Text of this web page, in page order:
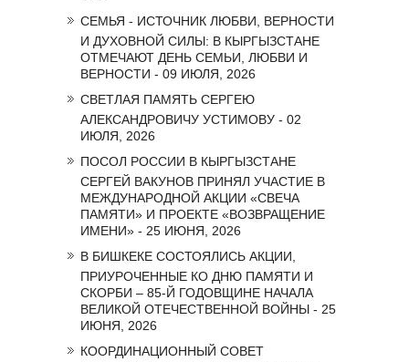
СЕМЬЯ - ИСТОЧНИК ЛЮБВИ, ВЕРНОСТИ
И ДУХОВНОЙ СИЛЫ: В КЫРГЫЗСТАНЕ
ОТМЕЧАЮТ ДЕНЬ СЕМЬИ, ЛЮБВИ И
ВЕРНОСТИ - 09 ИЮЛЯ, 2026
СВЕТЛАЯ ПАМЯТЬ СЕРГЕЮ
АЛЕКСАНДРОВИЧУ УСТИМОВУ - 02
ИЮЛЯ, 2026
ПОСОЛ РОССИИ В КЫРГЫЗСТАНЕ
СЕРГЕЙ ВАКУНОВ ПРИНЯЛ УЧАСТИЕ В
МЕЖДУНАРОДНОЙ АКЦИИ «СВЕЧА
ПАМЯТИ» И ПРОЕКТЕ «ВОЗВРАЩЕНИЕ
ИМЕНИ» - 25 ИЮНЯ, 2026
В БИШКЕКЕ СОСТОЯЛИСЬ АКЦИИ,
ПРИУРОЧЕННЫЕ КО ДНЮ ПАМЯТИ И
СКОРБИ – 85-Й ГОДОВЩИНЕ НАЧАЛА
ВЕЛИКОЙ ОТЕЧЕСТВЕННОЙ ВОЙНЫ - 25
ИЮНЯ, 2026
КООРДИНАЦИОННЫЙ СОВЕТ